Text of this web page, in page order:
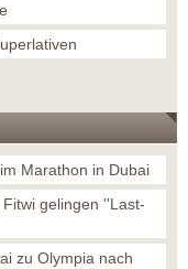
Marathon in Dubai
gelingen ''Last-
zu Olympia nach